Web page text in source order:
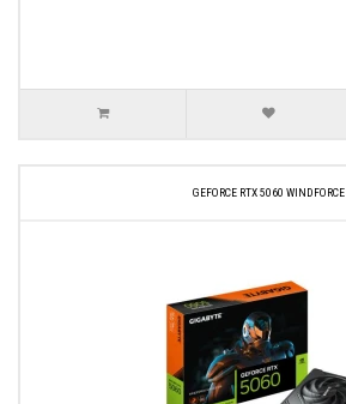
GEFORCE RTX 5060 WINDFORCE